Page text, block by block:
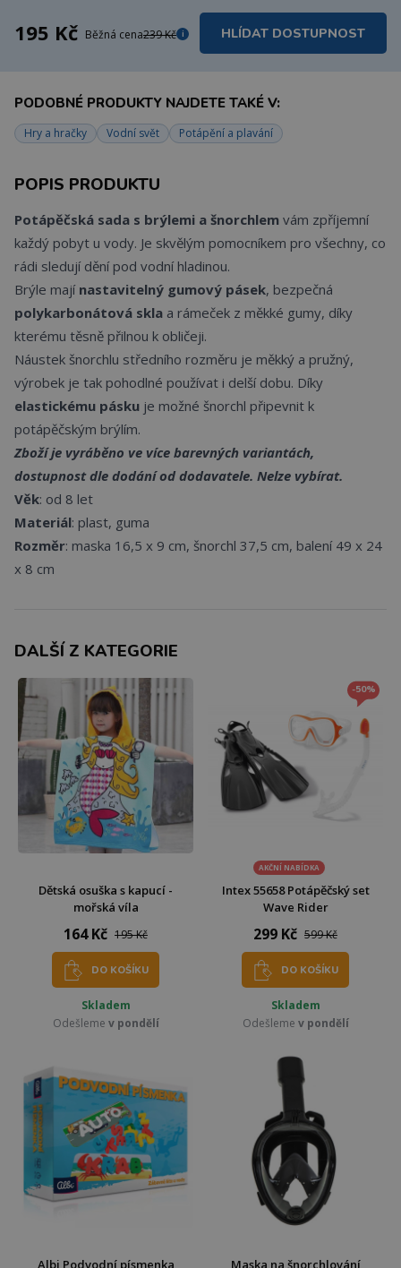
195 Kč Běžná cena239 Kč i HLÍDAT DOSTUPNOST
PODOBNÉ PRODUKTY NAJDETE TAKÉ V:
Hry a hračky Vodní svět Potápění a plavání
POPIS PRODUKTU
Potápěčská sada s brýlemi a šnorchlem vám zpříjemní
každý pobyt u vody. Je skvělým pomocníkem pro všechny, co
rádi sledují dění pod vodní hladinou.
Brýle mají nastavitelný gumový pásek, bezpečná
polykarbonátová skla a rámeček z měkké gumy, díky
kterému těsně přilnou k obličeji.
Náustek šnorchlu středního rozměru je měkký a pružný,
výrobek je tak pohodlné používat i delší dobu. Díky
elastickému pásku je možné šnorchl připevnit k
potápěčským brýlím.
Zboží je vyráběno ve více barevných variantách,
dostupnost dle dodání od dodavatele. Nelze vybírat.
Věk: od 8 let
Materiál: plast, guma
Rozměr: maska 16,5 x 9 cm, šnorchl 37,5 cm, balení 49 x 24
x 8 cm
DALŠÍ Z KATEGORIE
Dětská osuška s kapucí -
mořská víla
164 Kč 195 Kč
DO KOŠÍKU
Skladem
Odešleme v pondělí
-50%
AKČNÍ NABÍDKA
Intex 55658 Potápěčský set
Wave Rider
299 Kč 599 Kč
DO KOŠÍKU
Skladem
Odešleme v pondělí
Albi Podvodní písmenka Maska na šnorchlování